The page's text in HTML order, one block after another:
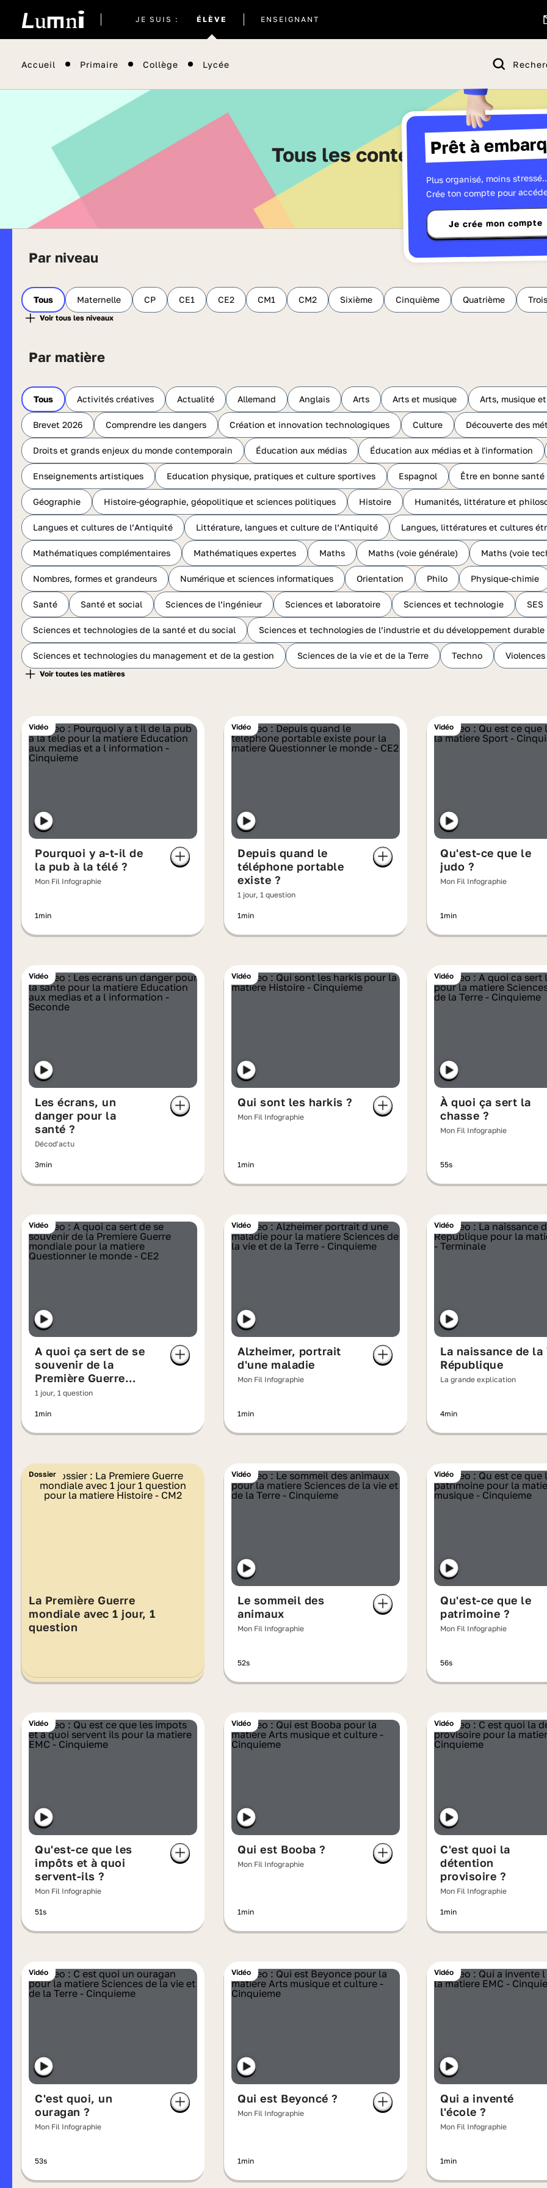
JE SUIS : ÉLÈVE
actuel
ENSEIGNANT
Accueil Primaire Collège Lycée
Prêt à
Plus organisé, moins
Crée ton compte pour
Je crée mon compte
Tous les contenus - Page
Par niveau
Tous Maternelle CP CE1 CE2 CM1 CM2 Sixième Cinquième Quatrième
Par matière
Tous Activités créatives Actualité Allemand Anglais Arts Arts et musique Arts, musique
Brevet 2026 Comprendre les dangers Création et innovation technologiques Culture Découverte des
Droits et grands enjeux du monde contemporain Éducation aux médias Éducation aux médias et à l'information
Enseignements artistiques Education physique, pratiques et culture sportives Espagnol Être en bonne santé
Géographie Histoire-géographie, géopolitique et sciences politiques Histoire Humanités, littérature et
Langues et cultures de l’Antiquité Littérature, langues et culture de l’Antiquité Langues, littératures et cultures
Mathématiques complémentaires Mathématiques expertes Maths Maths (voie générale) Maths (voie
Nombres, formes et grandeurs Numérique et sciences informatiques Orientation Philo Physique-chimie
Santé Santé et social Sciences de l’ingénieur Sciences et laboratoire Sciences et technologie SES
Sciences et technologies de la santé et du social Sciences et technologies de l’industrie et du développement durable
Sciences et technologies du management et de la gestion Sciences de la vie et de la Terre Techno
Vidéo
Pourquoi y a-t-il de
la pub à la télé ?
Mon Fil Infographie
1min
Vidéo
Depuis quand le
téléphone portable
existe ?
1 jour, 1 question
1min
Vidéo
Qu'est-ce que le
judo ?
Mon Fil Infographie
1min
Vidéo
Les écrans, un
danger pour la
santé ?
Décod'actu
3min
Vidéo
Qui sont les harkis ?
Mon Fil Infographie
1min
Vidéo
À quoi ça sert la
chasse ?
Mon Fil Infographie
55s
Vidéo
A quoi ça sert de se
souvenir de la
Première Guerre
mondiale ?
1 jour, 1 question
1min
Vidéo
Alzheimer, portrait
d'une maladie
Mon Fil Infographie
1min
Vidéo
La naissance de la
République
La grande explication
4min
Dossier
La Première Guerre
mondiale avec 1 jour, 1
question
Vidéo
Le sommeil des
animaux
Mon Fil Infographie
52s
Vidéo
Qu'est-ce que le
patrimoine ?
Mon Fil Infographie
56s
Vidéo
Qu'est-ce que les
impôts et à quoi
servent-ils ?
Mon Fil Infographie
51s
Vidéo
Qui est Booba ?
Mon Fil Infographie
1min
Vidéo
C'est quoi la
détention
provisoire ?
Mon Fil Infographie
1min
Vidéo
C'est quoi, un
ouragan ?
Mon Fil Infographie
53s
Vidéo
Qui est Beyoncé ?
Mon Fil Infographie
1min
Vidéo
Qui a inventé
l'école ?
Mon Fil Infographie
1min